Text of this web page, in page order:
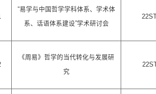
“易学与中国哲学学科体系、学术体
系、话语体系建设”学术研讨会
《周易》哲学的当代转化与发展研
究